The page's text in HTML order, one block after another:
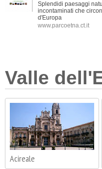
Splendidi paesaggi
incontaminati che
d'Europa
www.parcoetna.ct.it
Valle
Acireale